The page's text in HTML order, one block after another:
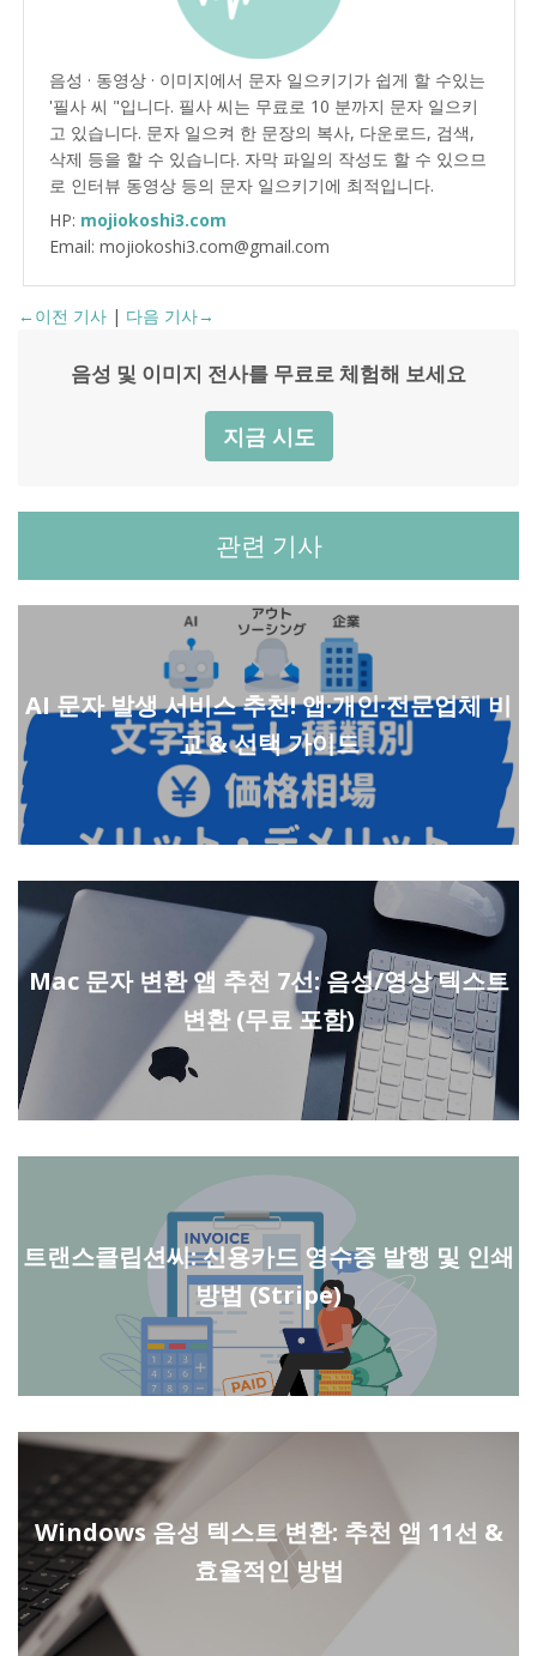
음성 · 동영상 · 이미지에서 문자 일으키기가 쉽게 할 수있는
'필사 씨 "입니다. 필사 씨는 무료로 10 분까지 문자 일으키
고 있습니다. 문자 일으켜 한 문장의 복사, 다운로드, 검색,
삭제 등을 할 수 있습니다. 자막 파일의 작성도 할 수 있으므
로 인터뷰 동영상 등의 문자 일으키기에 최적입니다.
HP: mojiokoshi3.com
Email: mojiokoshi3.com@gmail.com
←이전 기사 | 다음 기사→
음성 및 이미지 전사를 무료로 체험해 보세요
지금 시도
관련 기사
AI 문자 발생 서비스 추천! 앱·개인·전문업체 비
교 & 선택 가이드
Mac 문자 변환 앱 추천 7선: 음성/영상 텍스트
변환 (무료 포함)
트랜스클립션씨: 신용카드 영수증 발행 및 인쇄
방법 (Stripe)
Windows 음성 텍스트 변환: 추천 앱 11선 &
효율적인 방법